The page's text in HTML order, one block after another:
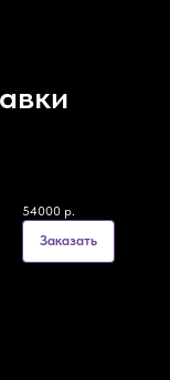
54000 р.
Заказать